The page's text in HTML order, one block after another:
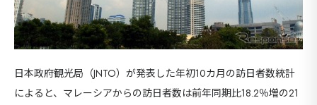
日本政府観光局（JNTO）が発表した年初10カ月の訪日者数統計
によると、マレーシアからの訪日者数は前年同期比18.2％増の21